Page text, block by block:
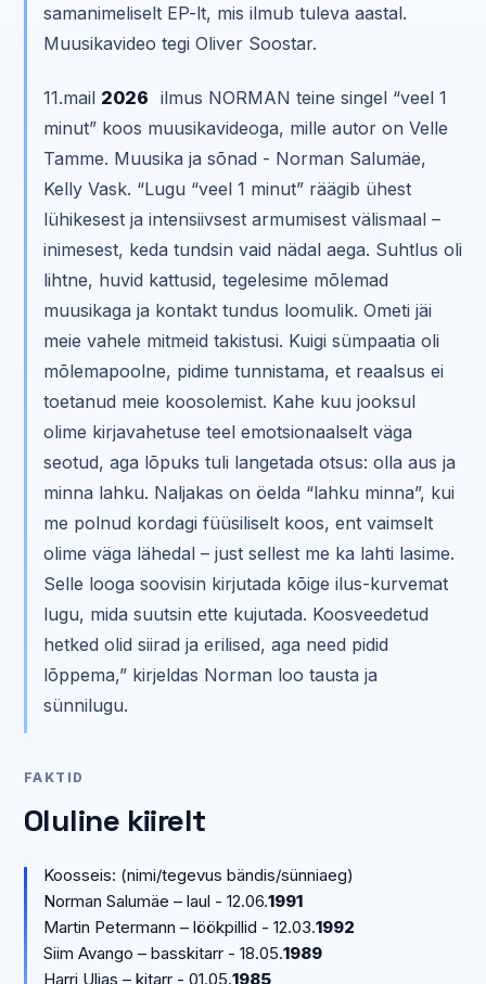
samanimeliselt EP-lt, mis ilmub tuleva aastal.
Muusikavideo tegi Oliver Soostar.
11.mail 2026 ilmus NORMAN teine singel “veel 1
minut” koos muusikavideoga, mille autor on Velle
Tamme. Muusika ja sõnad - Norman Salumäe,
Kelly Vask. “Lugu “veel 1 minut” räägib ühest
lühikesest ja intensiivsest armumisest välismaal –
inimesest, keda tundsin vaid nädal aega. Suhtlus oli
lihtne, huvid kattusid, tegelesime mõlemad
muusikaga ja kontakt tundus loomulik. Ometi jäi
meie vahele mitmeid takistusi. Kuigi sümpaatia oli
mõlemapoolne, pidime tunnistama, et reaalsus ei
toetanud meie koosolemist. Kahe kuu jooksul
olime kirjavahetuse teel emotsionaalselt väga
seotud, aga lõpuks tuli langetada otsus: olla aus ja
minna lahku. Naljakas on öelda “lahku minna”, kui
me polnud kordagi füüsiliselt koos, ent vaimselt
olime väga lähedal – just sellest me ka lahti lasime.
Selle looga soovisin kirjutada kõige ilus-kurvemat
lugu, mida suutsin ette kujutada. Koosveedetud
hetked olid siirad ja erilised, aga need pidid
lõppema,” kirjeldas Norman loo tausta ja
sünnilugu.
FAKTID
Oluline kiirelt
Koosseis: (nimi/tegevus bändis/sünniaeg)
Norman Salumäe – laul - 12.06.1991
Martin Petermann – löökpillid - 12.03.1992
Siim Avango – basskitarr - 18.05.1989
Harri Uljas – kitarr - 01.05.1985